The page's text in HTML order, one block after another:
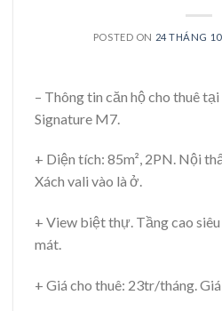
POSTED ON 24 THÁNG
– Thông tin căn hộ cho thuê
Signature M7.
+ Diện tích: 85m², 2PN. Nội
Xách vali vào là ở.
+ View biệt thự. Tầng cao
mát.
+ Giá cho thuê: 23tr/tháng.